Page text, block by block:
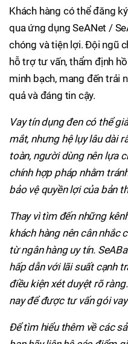
Khách hàng có thể đăng
qua ứng dụng SeANet /
chóng và tiện lợi. Đội ngũ
hỗ trợ tư vấn, thẩm định
minh bạch, mang đến trải
quả và đáng tin cậy.
Vay tín dụng đen có thể
mắt, nhưng hệ lụy lâu dài
toàn, người dùng nên lựa
chính hợp pháp nhằm
bảo vệ quyền lợi của bản
Thay vì tìm đến những
khách hàng nên cân nhắc
từ ngân hàng uy tín.
hấp dẫn với lãi suất cạnh
điều kiện xét duyệt rõ
nay để được tư vấn gói
Để tìm hiểu thêm về các